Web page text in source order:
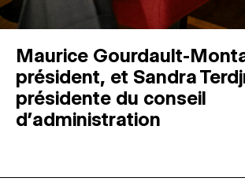
Maurice Gourdault-
président, et Sandra
présidente du conseil
d’administration